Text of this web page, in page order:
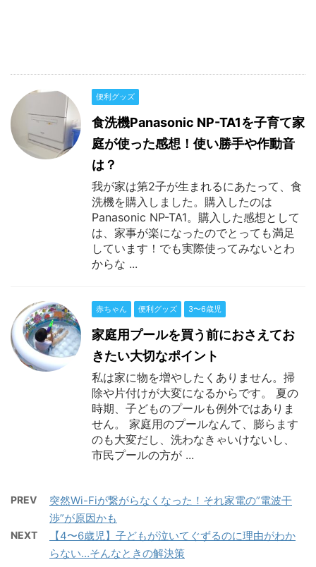
便利グッズ
食洗機Panasonic NP-TA1を子育て家
庭が使った感想！使い勝手や作動音
は？
我が家は第2子が生まれるにあたって、食
洗機を購入しました。購入したのは
Panasonic NP-TA1。購入した感想として
は、家事が楽になったのでとっても満足
しています！でも実際使ってみないとわ
からな ...
赤ちゃん 便利グッズ 3〜6歳児
家庭用プールを買う前におさえてお
きたい大切なポイント
私は家に物を増やしたくありません。掃
除や片付けが大変になるからです。 夏の
時期、子どものプールも例外ではありま
せん。 家庭用のプールなんて、膨らます
のも大変だし、洗わなきゃいけないし、
市民プールの方が ...
PREV
突然Wi-Fiが繋がらなくなった！それ家電の”電波干
渉”が原因かも
NEXT
【4〜6歳児】子どもが泣いてぐずるのに理由がわか
らない…そんなときの解決策